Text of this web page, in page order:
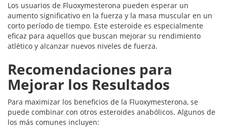
Los usuarios de Fluoxymesterona pueden esperar un
aumento significativo en la fuerza y la masa muscular en un
corto período de tiempo. Este esteroide es especialmente
eficaz para aquellos que buscan mejorar su rendimiento
atlético y alcanzar nuevos niveles de fuerza.
Recomendaciones para
Mejorar los Resultados
Para maximizar los beneficios de la Fluoxymesterona, se
puede combinar con otros esteroides anabólicos. Algunos de
los más comunes incluyen: